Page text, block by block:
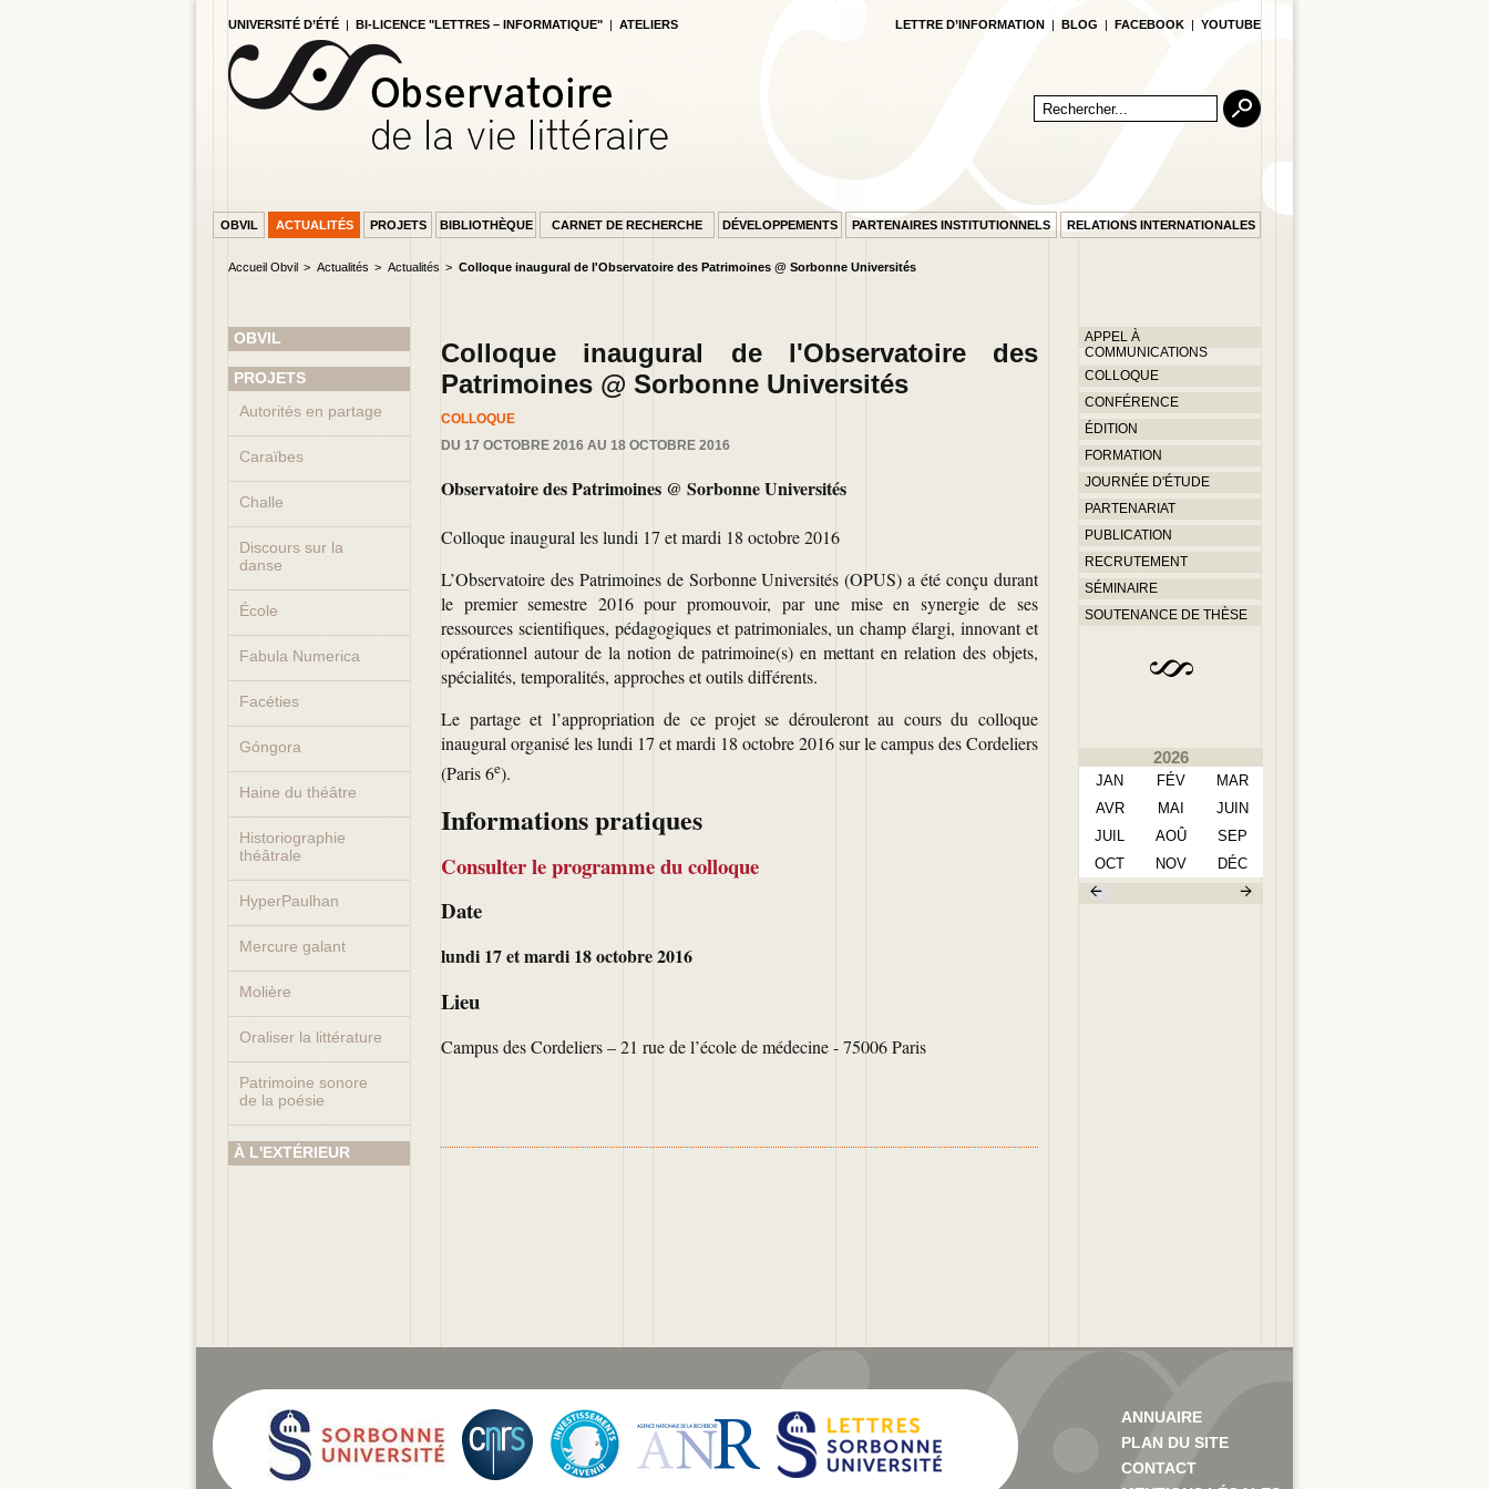
UNIVERSITÉ D’ÉTÉ | BI-LICENCE "LETTRES – INFORMATIQUE" | ATELIERS LETTRE D’INFORMATION | BLOG | FACEBOOK | YOUTUBE
OBVIL ACTUALITÉS PROJETS BIBLIOTHÈQUE CARNET DE RECHERCHE DÉVELOPPEMENTS PARTENAIRES INSTITUTIONNELS RELATIONS INTERNATIONALES
Accueil Obvil Actualités Actualités Colloque inaugural de l'Observatoire des Patrimoines @ Sorbonne Universités
OBVIL
PROJETS
Autorités en partage
Caraïbes
Challe
Discours sur la
danse
École
Fabula Numerica
Facéties
Góngora
Haine du théâtre
Historiographie
théâtrale
HyperPaulhan
Mercure galant
Molière
Oraliser la littérature
Patrimoine sonore
de la poésie
À L'EXTÉRIEUR
PAGE ACCUEIL
Colloque inaugural de l'Observatoire des
Patrimoines @ Sorbonne Universités
COLLOQUE
DU 17 OCTOBRE 2016 AU 18 OCTOBRE 2016
Observatoire des Patrimoines @ Sorbonne Universités
Colloque inaugural les lundi 17 et mardi 18 octobre 2016
L’Observatoire des Patrimoines de Sorbonne Universités (OPUS) a été conçu durant
le premier semestre 2016 pour promouvoir, par une mise en synergie de ses
ressources scientifiques, pédagogiques et patrimoniales, un champ élargi, innovant et
opérationnel autour de la notion de patrimoine(s) en mettant en relation des objets,
spécialités, temporalités, approches et outils différents.
Le partage et l’appropriation de ce projet se dérouleront au cours du colloque
inaugural organisé les lundi 17 et mardi 18 octobre 2016 sur le campus des Cordeliers
(Paris 6e).
Informations pratiques
Consulter le programme du colloque
Date
lundi 17 et mardi 18 octobre 2016
Lieu
Campus des Cordeliers – 21 rue de l’école de médecine - 75006 Paris
APPEL À
COMMUNICATIONS
COLLOQUE
CONFÉRENCE
ÉDITION
FORMATION
JOURNÉE D'ÉTUDE
PARTENARIAT
PUBLICATION
RECRUTEMENT
SÉMINAIRE
SOUTENANCE DE THÈSE
2026
JAN FÉV
MAR
AVR
MAI
JUIN
JUIL
AOÛ
SEP
OCT
NOV DÉC
ANNUAIRE
PLAN DU SITE
CONTACT